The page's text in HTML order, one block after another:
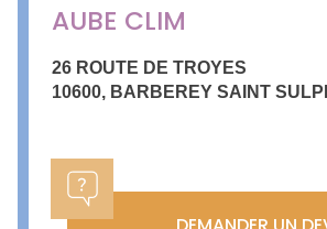
AUBE CLIM
26 ROUTE DE TROYES
10600, BARBEREY SAINT